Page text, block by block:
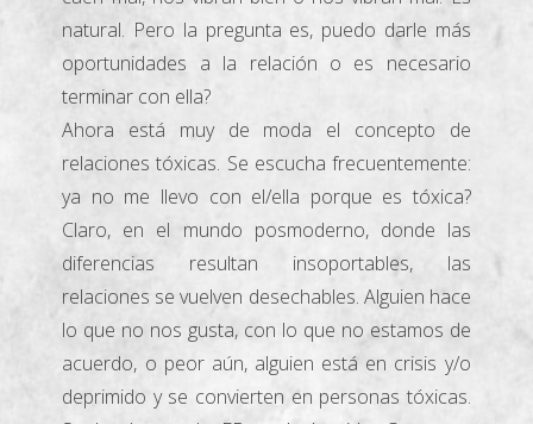
natural. Pero la pregunta es, puedo darle más
oportunidades a la relación o es necesario
terminar con ella?
Ahora está muy de moda el concepto de
relaciones tóxicas. Se escucha frecuentemente:
ya no me llevo con el/ella porque es tóxica?
Claro, en el mundo posmoderno, donde las
diferencias resultan insoportables, las
relaciones se vuelven desechables. Alguien hace
lo que no nos gusta, con lo que no estamos de
acuerdo, o peor aún, alguien está en crisis y/o
deprimido y se convierten en personas tóxicas.